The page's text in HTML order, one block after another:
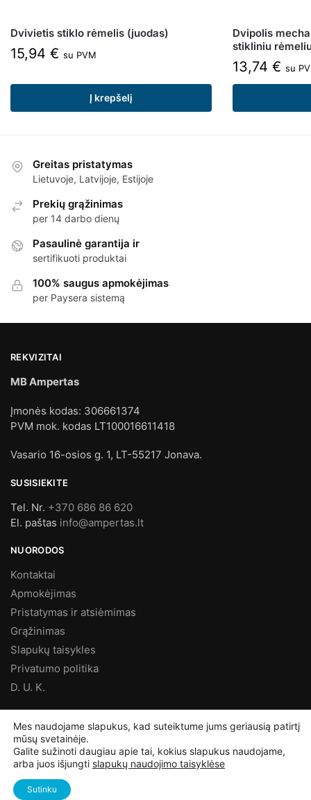
Dvivietis stiklo rėmelis (juodas)
15,94 € su PVM
Į krepšelį
Dvipolis
stikliniu
13,74 € su
Greitas pristatymas
Lietuvoje, Latvijoje, Estijoje
Prekių grąžinimas
per 14 darbo dienų
Pasaulinė garantija ir
sertifikuoti produktai
100% saugus apmokėjimas
per Paysera sistemą
REKVIZITAI
MB Ampertas
Įmonės kodas: 306661374
PVM mok. kodas LT100016611418
Vasario 16-osios g. 1, LT-55217 Jonava.
SUSISIEKITE
Tel. Nr. +370 686 86 620
El. paštas info@ampertas.lt
NUORODOS
Kontaktai
Apmokėjimas
Pristatymas ir atsiėmimas
Grąžinimas
Slapukų taisykles
Privatumo politika
D. U. K.
©Ampertas.lt2025, Visos teisės saugomos
Mes naudojame slapukus, kad suteiktume jums geriausią patirtį
mūsų svetainėje.
Galite sužinoti daugiau apie tai, kokius slapukus naudojame,
arba juos išjungti slapukų naudojimo taisyklėse
Sutinku